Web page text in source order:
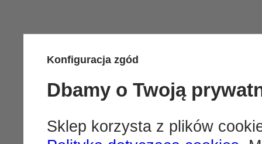
Konfiguracja zgód
Dbamy o Twoją
Sklep korzysta z plików